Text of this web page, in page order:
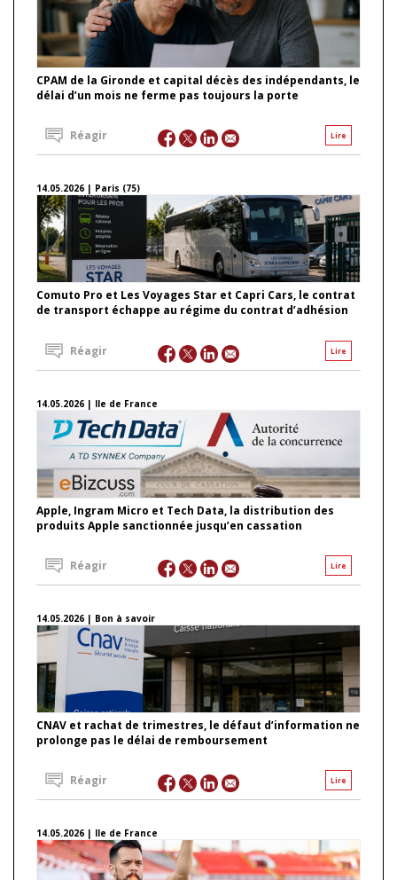
CPAM de la Gironde et capital décès des indépendants, le
délai d’un mois ne ferme pas toujours la porte
Lire
Réagir
14.05.2026 | Paris (75)
Comuto Pro et Les Voyages Star et Capri Cars, le contrat
de transport échappe au régime du contrat d’adhésion
Lire
Réagir
14.05.2026 | Ile de France
Apple, Ingram Micro et Tech Data, la distribution des
produits Apple sanctionnée jusqu’en cassation
Lire
Réagir
14.05.2026 | Bon à savoir
CNAV et rachat de trimestres, le défaut d’information ne
prolonge pas le délai de remboursement
Lire
Réagir
14.05.2026 | Ile de France